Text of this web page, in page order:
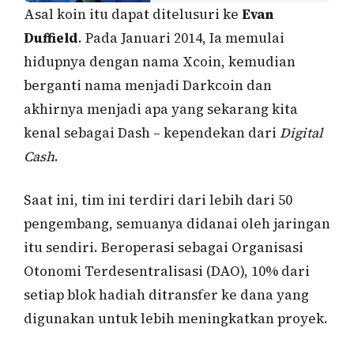
Asal koin itu dapat ditelusuri ke Evan
Duffield. Pada Januari 2014, Ia memulai
hidupnya dengan nama Xcoin, kemudian
berganti nama menjadi Darkcoin dan
akhirnya menjadi apa yang sekarang kita
kenal sebagai Dash – kependekan dari Digital
Cash.
Saat ini, tim ini terdiri dari lebih dari 50
pengembang, semuanya didanai oleh jaringan
itu sendiri. Beroperasi sebagai Organisasi
Otonomi Terdesentralisasi (DAO), 10% dari
setiap blok hadiah ditransfer ke dana yang
digunakan untuk lebih meningkatkan proyek.